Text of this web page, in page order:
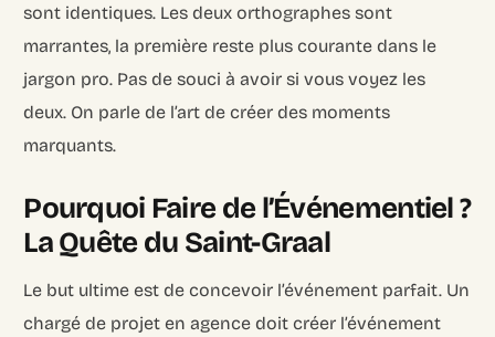
sont identiques. Les deux orthographes sont
marrantes, la première reste plus courante dans le
jargon pro. Pas de souci à avoir si vous voyez les
deux. On parle de l’art de créer des moments
marquants.
Pourquoi Faire de l’Événementiel ?
La Quête du Saint-Graal
Le but ultime est de concevoir l’événement parfait. Un
chargé de projet en agence doit créer l’événement